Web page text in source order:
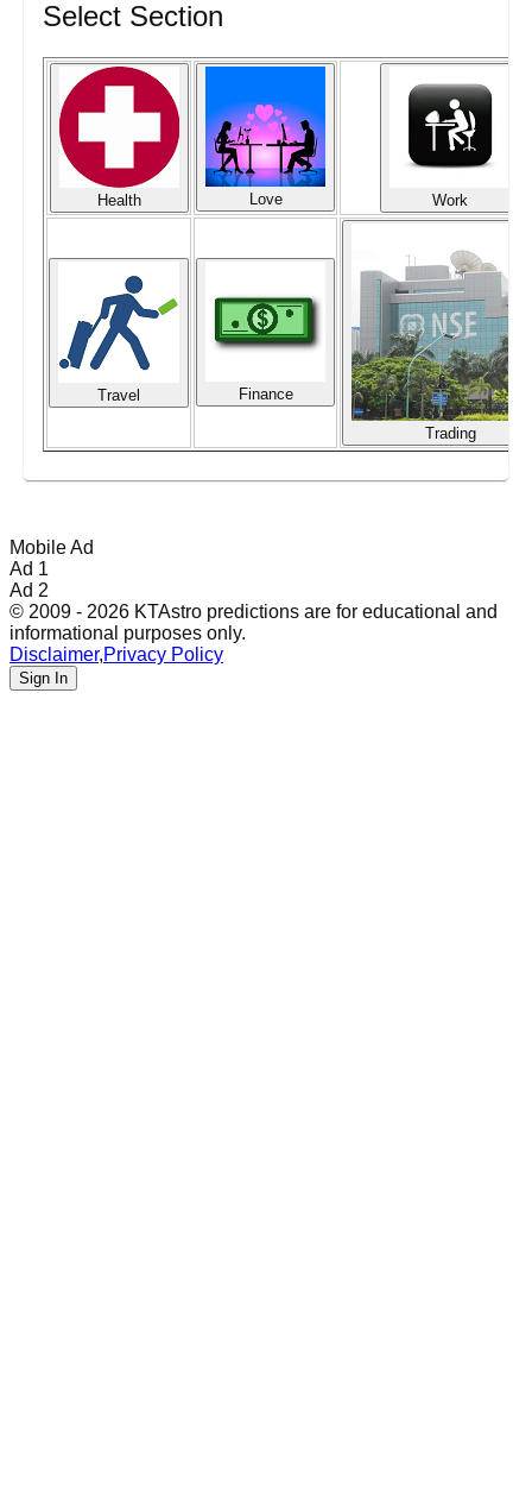
Select Section
Health Love Work
Travel Finance
Trading
Mobile Ad
Ad 1
Ad 2
© 2009 - 2026 KTAstro predictions are for educational and
informational purposes only.
Disclaimer,Privacy Policy
Sign In